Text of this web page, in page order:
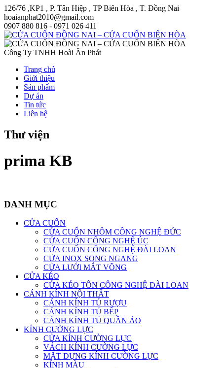
126/76 ,KP1 , P. Tân Hiệp , TP Biên Hòa , T. Đồng Nai
hoaianphat2010@gmail.com
0907 880 816 - 0971 026 411
Công Ty TNHH Hoài Ân Phát
Trang chủ
Giới thiệu
Sản phẩm
Dự án
Tin tức
Liên hệ
Thư viện
prima KB
DANH MỤC
CỬA CUỐN
CỬA CUỐN NHÔM CÔNG NGHỆ ĐỨC
CỬA CUỐN CÔNG NGHỆ ÚC
CỬA CUỐN CÔNG NGHỆ ĐÀI LOAN
CỬA INOX SONG NGANG
CỬA LƯỚI MẮT VÕNG
CỬA KÉO
CỬA KÉO TÔN CÔNG NGHỆ ĐÀI LOAN
CÁNH KÍNH NỘI THẤT
CÁNH KÍNH TỦ RƯỢU
CÁNH KÍNH TỦ BẾP
CÁNH KÍNH TỦ QUẦN ÁO
KÍNH CƯỜNG LỰC
CỬA KÍNH CƯỜNG LỰC
VÁCH KÍNH CƯỜNG LỰC
MẶT DỰNG KÍNH CƯỜNG LỰC
KÍNH MÀU